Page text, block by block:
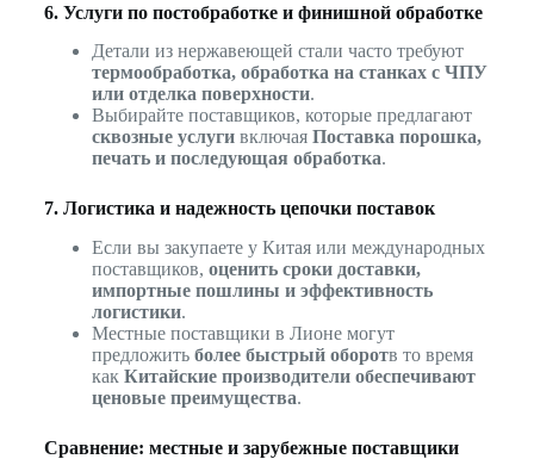
6. Услуги по постобработке и финишной обработке
Детали из нержавеющей стали часто требуют
термообработка, обработка на станках с ЧПУ
или отделка поверхности.
Выбирайте поставщиков, которые предлагают
сквозные услугивключая Поставка порошка,
печать и последующая обработка.
7. Логистика и надежность цепочки поставок
Если вы закупаете у Китая или международных
поставщиков, оценить сроки доставки,
импортные пошлины и эффективность
логистики.
Местные поставщики в Лионе могут
предложить более быстрый оборотв то время
как Китайские производители обеспечивают
ценовые преимущества.
Сравнение: местные и зарубежные поставщики